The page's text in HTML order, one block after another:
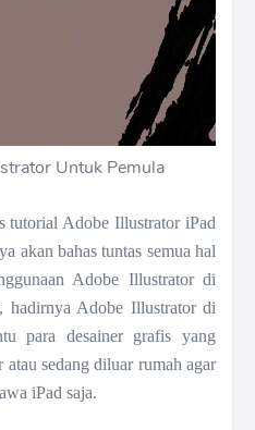
Untuk Pemula
tutorial Adobe Illustrator iPad
akan bahas tuntas semua hal
Adobe Illustrator di
hadirnya Adobe Illustrator di
para desainer grafis yang
atau sedang diluar rumah agar
iPad saja.